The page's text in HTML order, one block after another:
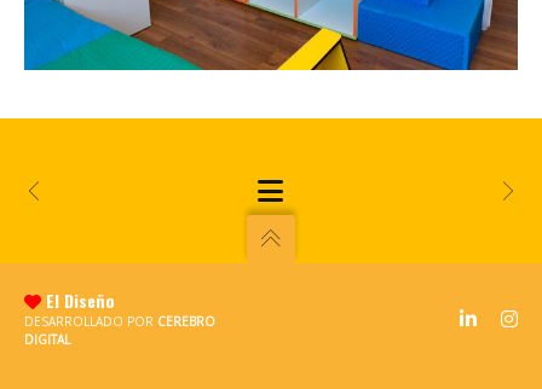
El Diseño
DESARROLLADO POR CEREBRO
DIGITAL